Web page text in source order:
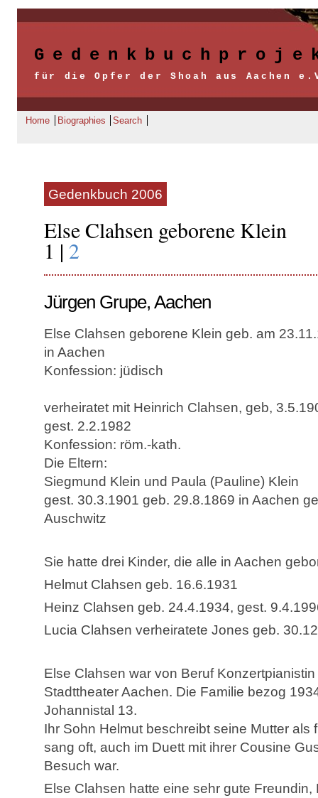
für die Opfer der Shoah aus Aachen
Home Biographies Search
Gedenkbuch 2006
Else Clahsen geborene Klein
1 | 2
Jürgen Grupe, Aachen
Else Clahsen geborene Klein geb. am
in Aachen
Konfession: jüdisch
verheiratet mit Heinrich Clahsen, geb,
gest. 2.2.1982
Konfession: röm.-kath.
Die Eltern:
Siegmund Klein und Paula (Pauline) Klein
gest. 30.3.1901 geb. 29.8.1869 in Aachen
Auschwitz
Sie hatte drei Kinder, die alle in Aachen
Helmut Clahsen geb. 16.6.1931
Heinz Clahsen geb. 24.4.1934, gest.
Lucia Clahsen verheiratete Jones geb.
Else Clahsen war von Beruf
Stadttheater Aachen. Die Familie bezog
Johannistal 13.
Ihr Sohn Helmut beschreibt seine Mutter als
sang oft, auch im Duett mit ihrer Cousine
Besuch war.
Else Clahsen hatte eine sehr gute